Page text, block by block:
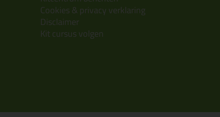
Cookies & privacy verklaring
Disclaimer
Kit cursus volgen